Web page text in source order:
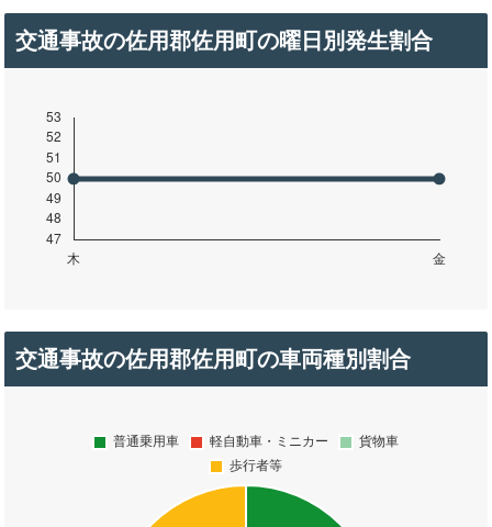
交通事故の佐用郡佐用町の曜日別発生割合
交通事故の佐用郡佐用町の車両種別割合